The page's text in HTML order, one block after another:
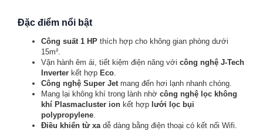
Đặc điểm nổi bật
Công suất 1 HP thích hợp cho không gian phòng dưới
15m².
Vận hành êm ái, tiết kiệm điện năng với công nghệ J-Tech
Inverter kết hợp Eco.
Công nghệ Super Jetmang đến hơi lạnh nhanh chóng.
Mang lại không khí trong lành nhờ công nghệ lọc không
khí Plasmacluster ion kết hợp lưới lọc bụi
polypropylene.
Điều khiển từ xadễ dàng bằng điện thoại có kết nối Wifi.